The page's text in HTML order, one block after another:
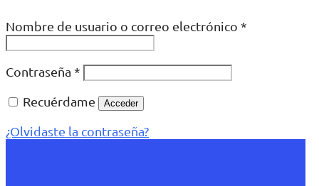
Nombre de usuario o correo electrónico *
Contraseña *
Recuérdame
Acceder
¿Olvidaste la contraseña?